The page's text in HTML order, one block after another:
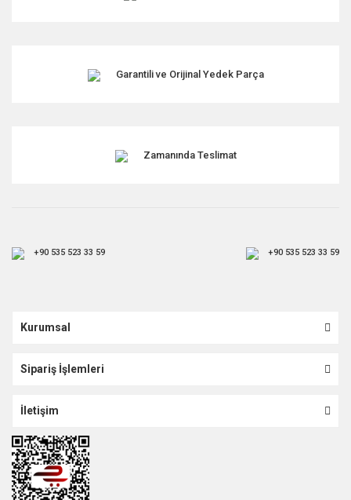
Garantili ve Orijinal Yedek Parça
Zamanında Teslimat
+90 535 523 33 59 +90 535 523 33 59
Kurumsal
Sipariş İşlemleri
İletişim